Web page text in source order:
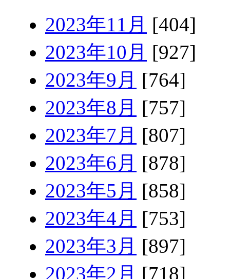
2023年11月 [404]
2023年10月 [927]
2023年9月 [764]
2023年8月 [757]
2023年7月 [807]
2023年6月 [878]
2023年5月 [858]
2023年4月 [753]
2023年3月 [897]
2023年2月 [718]